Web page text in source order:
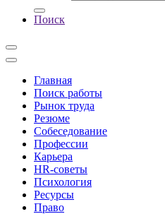
Поиск
Главная
Поиск работы
Рынок труда
Резюме
Собеседование
Профессии
Карьера
HR-советы
Психология
Ресурсы
Право